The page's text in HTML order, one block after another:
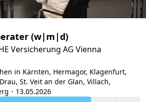
(w|m|d)
Versicherung AG Vienna
in Kärnten, Hermagor, Klagenfurt,
St. Veit an der Glan, Villach,
・13.05.2026